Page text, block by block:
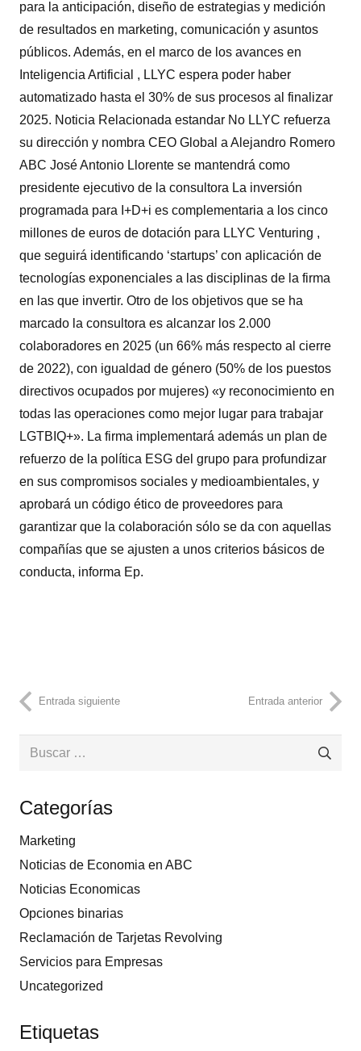
para la anticipación, diseño de estrategias y medición
de resultados en marketing, comunicación y asuntos
públicos. Además, en el marco de los avances en
Inteligencia Artificial , LLYC espera poder haber
automatizado hasta el 30% de sus procesos al finalizar
2025. Noticia Relacionada estandar No LLYC refuerza
su dirección y nombra CEO Global a Alejandro Romero
ABC José Antonio Llorente se mantendrá como
presidente ejecutivo de la consultora La inversión
programada para I+D+i es complementaria a los cinco
millones de euros de dotación para LLYC Venturing ,
que seguirá identificando ‘startups’ con aplicación de
tecnologías exponenciales a las disciplinas de la firma
en las que invertir. Otro de los objetivos que se ha
marcado la consultora es alcanzar los 2.000
colaboradores en 2025 (un 66% más respecto al cierre
de 2022), con igualdad de género (50% de los puestos
directivos ocupados por mujeres) «y reconocimiento en
todas las operaciones como mejor lugar para trabajar
LGTBIQ+». La firma implementará además un plan de
refuerzo de la política ESG del grupo para profundizar
en sus compromisos sociales y medioambientales, y
aprobará un código ético de proveedores para
garantizar que la colaboración sólo se da con aquellas
compañías que se ajusten a unos criterios básicos de
conducta, informa Ep.
Entrada siguiente Entrada anterior
Buscar:
Categorías
Marketing
Noticias de Economia en ABC
Noticias Economicas
Opciones binarias
Reclamación de Tarjetas Revolving
Servicios para Empresas
Uncategorized
Etiquetas